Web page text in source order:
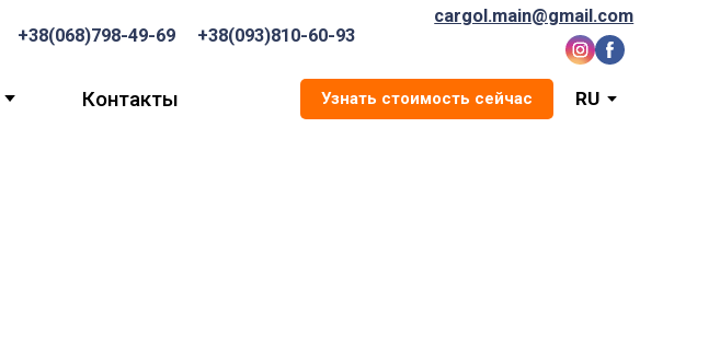
+38(068)798-49-69 +38(093)810-60-93
cargol.main@gmail.com
Контакты Узнать стоимость сейчас RU